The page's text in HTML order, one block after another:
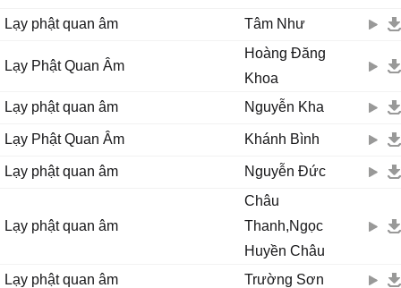
Ϲho con được sống đời xinh tươi
Lạy phật quan âm Tâm Như
Lạy Phật Quan Âm
Hoàng Đăng
Khoa
Lạy phật quan âm
Nguyễn Kha
Lạy Phật Quan Âm Khánh Bình
Lạy phật quan âm Nguyễn Đức
Lạy phật quan âm
Châu
Thanh,Ngọc
Huyền Châu
Lạy phật quan âm
Trường Sơn